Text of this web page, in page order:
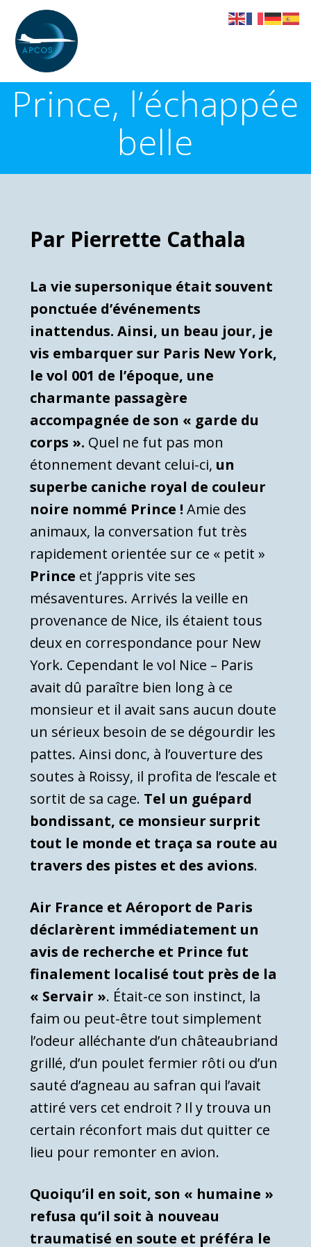
Prince, l’échappée
belle
Par Pierrette Cathala
La vie supersonique était souvent
ponctuée d’événements
inattendus. Ainsi, un beau jour, je
vis embarquer sur Paris New York,
le vol 001 de l’époque, une
charmante passagère
accompagnée de son « garde du
corps ». Quel ne fut pas mon
étonnement devant celui-ci, un
superbe caniche royal de couleur
noire nommé Prince ! Amie des
animaux, la conversation fut très
rapidement orientée sur ce « petit »
Prince et j’appris vite ses
mésaventures. Arrivés la veille en
provenance de Nice, ils étaient tous
deux en correspondance pour New
York. Cependant le vol Nice – Paris
avait dû paraître bien long à ce
monsieur et il avait sans aucun doute
un sérieux besoin de se dégourdir les
pattes. Ainsi donc, à l’ouverture des
soutes à Roissy, il profita de l’escale et
sortit de sa cage. Tel un guépard
bondissant, ce monsieur surprit
tout le monde et traça sa route au
travers des pistes et des avions.
Air France et Aéroport de Paris
déclarèrent immédiatement un
avis de recherche et Prince fut
finalement localisé tout près de la
« Servair ». Était-ce son instinct, la
faim ou peut-être tout simplement
l’odeur alléchante d’un châteaubriand
grillé, d’un poulet fermier rôti ou d’un
sauté d’agneau au safran qui l’avait
attiré vers cet endroit ? Il y trouva un
certain réconfort mais dut quitter ce
lieu pour remonter en avion.
Quoiqu’il en soit, son « humaine »
refusa qu’il soit à nouveau
traumatisé en soute et préféra le